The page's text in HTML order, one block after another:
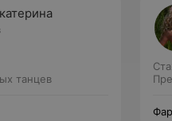
танцев